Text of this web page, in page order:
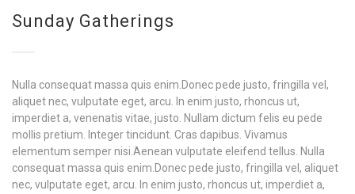
Sunday Gatherings
Nulla consequat massa quis enim.Donec pede justo, fringilla vel,
aliquet nec, vulputate eget, arcu. In enim justo, rhoncus ut,
imperdiet a, venenatis vitae, justo. Nullam dictum felis eu pede
mollis pretium. Integer tincidunt. Cras dapibus. Vivamus
elementum semper nisi.Aenean vulputate eleifend tellus. Nulla
consequat massa quis enim.Donec pede justo, fringilla vel, aliquet
nec, vulputate eget, arcu. In enim justo, rhoncus ut, imperdiet a,